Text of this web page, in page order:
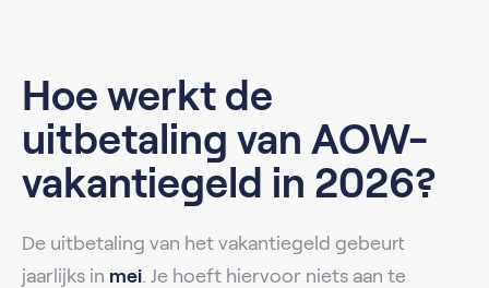
Hoe werkt de
uitbetaling van AOW-
vakantiegeld in 2026?
De uitbetaling van het vakantiegeld gebeurt
jaarlijks in mei. Je hoeft hiervoor niets aan te